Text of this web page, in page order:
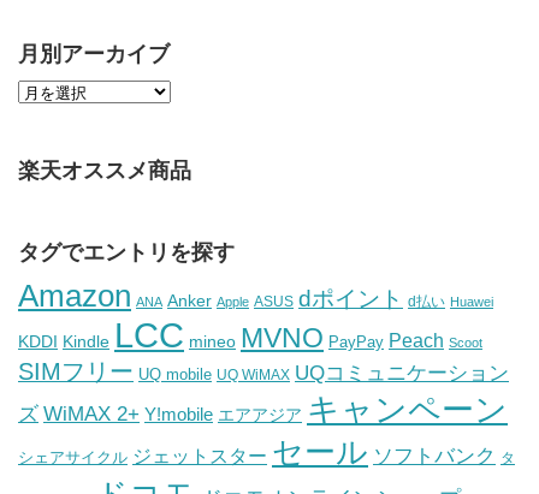
月別アーカイブ
楽天オススメ商品
タグでエントリを探す
Amazon ANA Anker Apple ASUS dポイント d払い Huawei
KDDI Kindle LCC mineo MVNO PayPay Peach Scoot
SIMフリー UQ mobile UQ WiMAX UQコミュニケーション
ズ WiMAX 2+ Y!mobile エアアジア キャンペーン
シェアサイクル ジェットスター セール ソフトバンク タ